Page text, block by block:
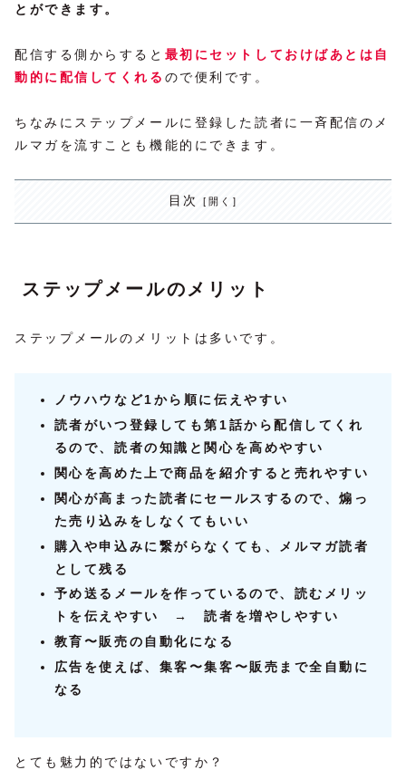
とができます。
配信する側からすると 最初にセットしておけばあとは自
動的に配信してくれる ので便利です。
ちなみにステップメールに登録した読者に一斉配信のメ
ルマガを流すことも機能的にできます。
目次
ステップメールのメリット
ステップメールのメリットは多いです。
ノウハウなど1から順に伝えやすい
読者がいつ登録しても第1話から配信してくれ
るので、読者の知識と関心を高めやすい
関心を高めた上で商品を紹介すると売れやすい
関心が高まった読者にセールスするので、煽っ
た売り込みをしなくてもいい
購入や申込みに繋がらなくても、メルマガ読者
として残る
予め送るメールを作っているので、読むメリッ
トを伝えやすい → 読者を増やしやすい
教育〜販売の自動化になる
広告を使えば、集客〜集客〜販売まで全自動に
なる
とても魅力的ではないですか？